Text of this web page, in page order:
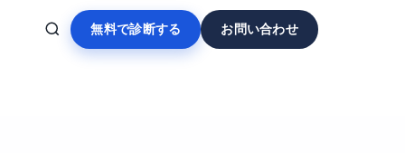
無料で診断する お問い合わせ